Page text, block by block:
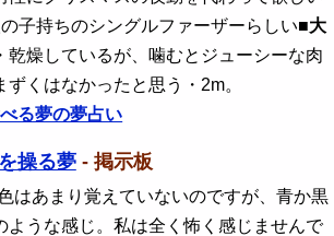
子持ちのシングルファーザーらしい■大
乾燥しているが、噛むとジューシーな肉
くはなかったと思う・2m。
る夢の夢占い
操る夢- 掲示板
はあまり覚えていないのですが、青か黒
ような感じ。私は全く怖く感じませんで